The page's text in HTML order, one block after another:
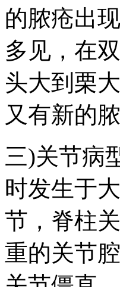
的脓疮出
多见，在
头大到栗
又有新的
三)关节病
时发生于
节，脊柱
重的关节